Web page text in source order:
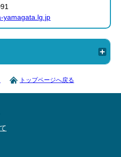
yamagata.lg.jp
トップページへ戻る